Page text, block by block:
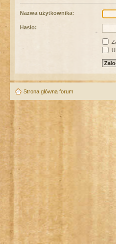
Nazwa użytkownika:
Hasło:
Strona główna forum